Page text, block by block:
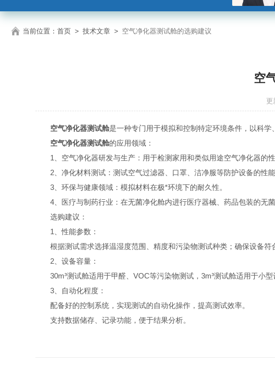
当前位置： 首页 > 技术文章 > 空气净化器测试舱的选购建议
空
空气净化器测试舱是一种专门用于模拟和控制特定环境条件，以科学
空气净化器测试舱的应用领域：
1、空气净化器研发与生产：用于检测家用和类似用途空气净化器的性
2、净化材料测试：测试空气过滤器、口罩、洁净服等防护设备的性能
3、环保与健康领域：模拟材料在极*环境下的耐久性。
4、医疗与制药行业：在无菌净化舱内进行医疗器械、药品包装的无菌
选购建议：
1、性能参数：
根据测试需求选择温湿度范围、精度和污染物测试种类；确保设备符
2、设备容量：
30m³测试舱适用于甲醛、VOC等污染物测试，3m³测试舱适用于小型
3、自动化程度：
配备好的控制系统，实现测试的自动化操作，提高测试效率。
支持数据储存、记录功能，便于结果分析。